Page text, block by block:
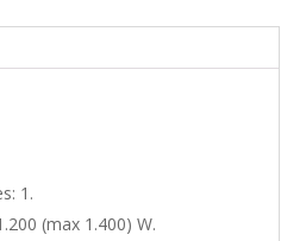
1.
(max 1.400) W.